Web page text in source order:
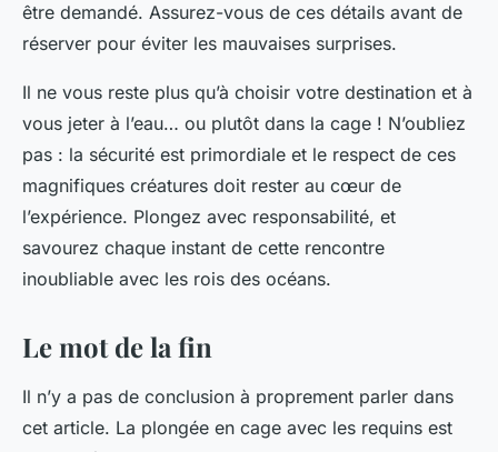
être demandé. Assurez-vous de ces détails avant de
réserver pour éviter les mauvaises surprises.
Il ne vous reste plus qu’à choisir votre destination et à
vous jeter à l’eau… ou plutôt dans la cage ! N’oubliez
pas : la sécurité est primordiale et le respect de ces
magnifiques créatures doit rester au cœur de
l’expérience. Plongez avec responsabilité, et
savourez chaque instant de cette rencontre
inoubliable avec les rois des océans.
Le mot de la fin
Il n’y a pas de conclusion à proprement parler dans
cet article. La plongée en cage avec les requins est